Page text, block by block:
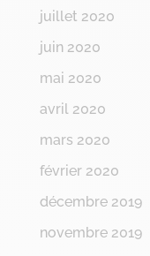
juillet 2020
juin 2020
mai 2020
avril 2020
mars 2020
février 2020
décembre 2019
novembre 2019